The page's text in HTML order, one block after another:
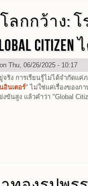
ลกกว้าง: โ
on Thu, 06/26/2025 - 10:17
ง การเรียนรู้ไม่ได้จำกัดแค่
อินเตอร์" ไม่ใช่แค่เรื่องของภ
ขันสูง แล้วคำว่า "Global